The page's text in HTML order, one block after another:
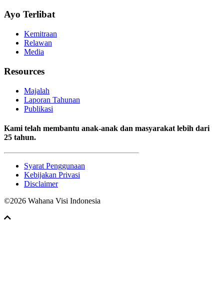
Ayo Terlibat
Kemitraan
Relawan
Media
Resources
Majalah
Laporan Tahunan
Publikasi
Kami telah membantu anak-anak dan masyarakat lebih dari
25 tahun.
Syarat Penggunaan
Kebijakan Privasi
Disclaimer
©2026 Wahana Visi Indonesia